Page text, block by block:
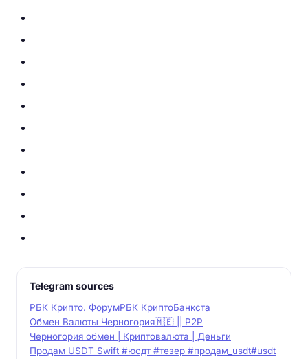
Telegram sources
РБК Крипто. ФорумРБК КриптоБанкста
Обмен Валюты Черногория🇲🇪 || P2P
Черногория обмен | Криптовалюта | Деньги
Продам USDT Swift #юсдт #тезер #продам_usdt#usdt